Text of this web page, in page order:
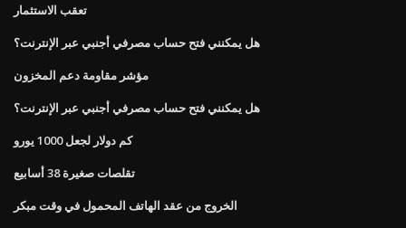
تعقب الاستثمار
هل يمكنني فتح حساب مصرفي أجنبي عبر الإنترنت؟
مؤشر مقاومة دعم المخزون
هل يمكنني فتح حساب مصرفي أجنبي عبر الإنترنت؟
كم دولار لجعل 1000 يورو
تقلصات صغيرة 38 أسابيع
الخروج من عقد الهاتف المحمول في وقت مبكر